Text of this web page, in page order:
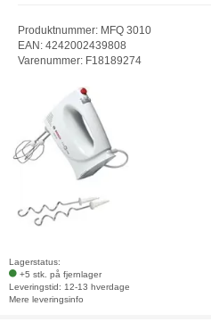
Produktnummer: MFQ 3010
EAN: 4242002439808
Varenummer: F18189274
Lagerstatus:
+5 stk. på fjernlager
Leveringstid: 12-13 hverdage
Mere leveringsinfo